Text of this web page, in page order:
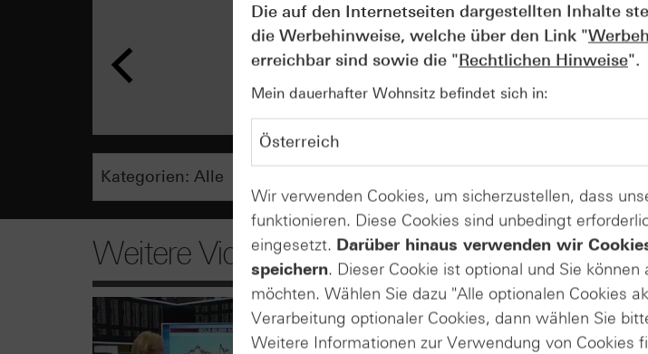
AUGUST
07
Wie lange
Rekordlaune?
07.08.26
Weitere Videos
Die auf den Internetseiten dargestellten Inhalte
die Werbehinweise, welche über den Link "
erreichbar sind sowie die "Rechtlichen Hinweise".
Mein dauerhafter Wohnsitz befindet sich in:
Wir verwenden Cookies, um sicherzustellen, dass
funktionieren. Diese Cookies sind unbedingt
eingesetzt. Darüber hinaus verwenden wir
speichern. Dieser Cookie ist optional und Sie
möchten. Wählen Sie dazu "Alle optionalen Cookies
Verarbeitung optionaler Cookies, dann wählen Sie
Weitere Informationen zur Verwendung von Cookies